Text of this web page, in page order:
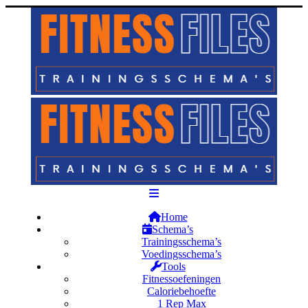
Home
Schema’s
Trainingsschema’s
Voedingsschema’s
Tools
Fitnessoefeningen
Caloriebehoefte
1 Rep Max